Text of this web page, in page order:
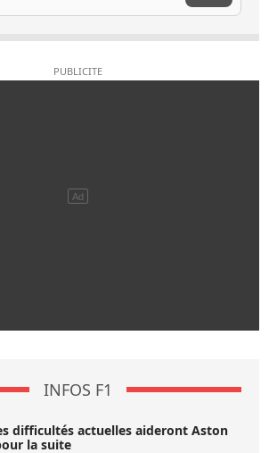
INFOS F1
difficultés actuelles aideront Aston
la suite